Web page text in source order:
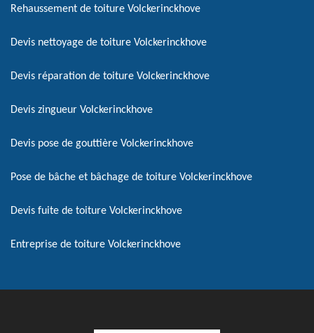
Rehaussement de toiture Volckerinckhove
Devis nettoyage de toiture Volckerinckhove
Devis réparation de toiture Volckerinckhove
Devis zingueur Volckerinckhove
Devis pose de gouttière Volckerinckhove
Pose de bâche et bâchage de toiture Volckerinckhove
Devis fuite de toiture Volckerinckhove
Entreprise de toiture Volckerinckhove